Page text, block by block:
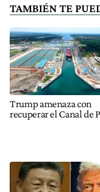
TAMBIÉN TE
Trump amenaza con
recuperar el Canal de